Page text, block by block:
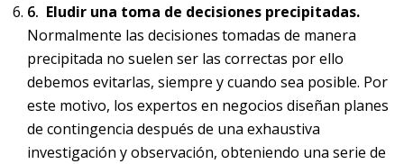
Eludir una toma de decisiones precipitadas.
Normalmente las decisiones tomadas de manera
precipitada no suelen ser las correctas por ello
debemos evitarlas, siempre y cuando sea posible. Por
este motivo, los expertos en negocios diseñan planes
de contingencia después de una exhaustiva
investigación y observación, obteniendo una serie de